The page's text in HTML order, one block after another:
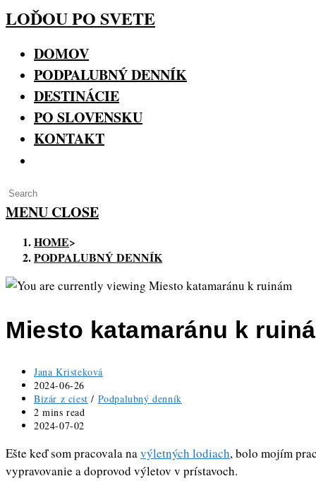
Skip
to
content
LOĎOU PO SVETE
DOMOV
PODPALUBNÝ DENNÍK
DESTINÁCIE
PO SLOVENSKU
KONTAKT
SEARCH
the
search
panel.
MENU CLOSE
HOME>
PODPALUBNÝ DENNÍK
Miesto katamaránu k
Post
author:
Jana Kristeková
Post
published:
2024-06-26
Post
category:
Bizár z ciest / Podpalubný denník
Reading
time:
2 mins read
Post
modified:
2024-07-02
Ešte keď som pracovala navýletných lodiach, bolo mojím
vypravovanie a doprovod výletov v prístavoch.